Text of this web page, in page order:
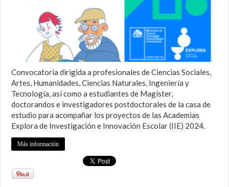
Convocatoria dirigida a profesionales de Ciencias Sociales,
Artes, Humanidades, Ciencias Naturales, Ingeniería y
Tecnología, así como a estudiantes de Magíster,
doctorandos e investigadores postdoctorales de la casa de
estudio para acompañar los proyectos de las Academias
Explora de Investigación e Innovación Escolar (IIE) 2024.
Más información